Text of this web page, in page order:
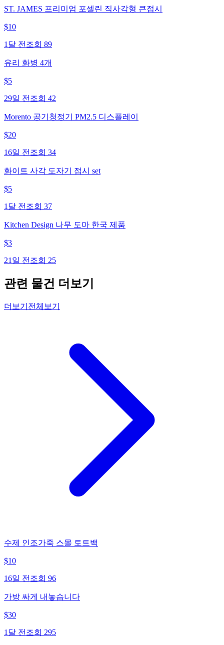
ST. JAMES 프리미엄 포셀린 직사각형 큰접시
$10
1달 전 조회 89
유리 화병 4개
$5
29일 전 조회 42
Morento 공기청정기 PM2.5 디스플레이
$20
16일 전 조회 34
화이트 사각 도자기 접시 set
$5
1달 전 조회 37
Kitchen Design 나무 도마 한국 제품
$3
21일 전 조회 25
관련 물건 더보기
더보기 전체보기
수제 인조가죽 스몰 토트백
$10
16일 전 조회 96
가방 싸게 내놓습니다
$30
1달 전 조회 295